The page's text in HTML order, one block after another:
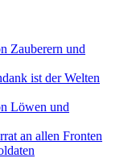
Zauberern und
ist der Welten
Löwen und
an allen Fronten